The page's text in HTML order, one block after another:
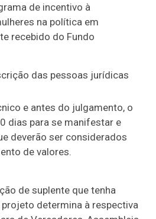
de incentivo à
na política em
recebido do Fundo
das pessoas jurídicas
e antes do julgamento, o
dias para se manifestar e
deverão ser considerados
de valores.
de suplente que tenha
determina à respectiva